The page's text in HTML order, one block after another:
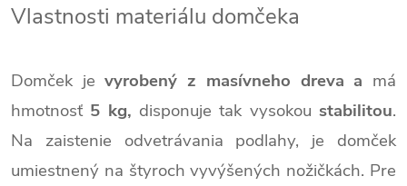
Vlastnosti materiálu domčeka
Domček jevyrobený z masívneho dreva a má
hmotnosť 5 kg, disponuje tak vysokoustabilitou.
Na zaistenie odvetrávania podlahy, je domček
umiestnený na štyroch vyvýšených nožičkách. Pre